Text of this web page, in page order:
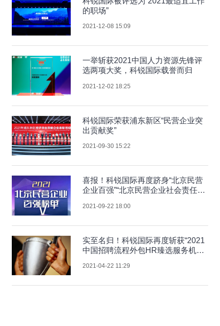
的职场”
2021-12-08 15:09
一举斩获2021中国人力资源先锋评
选两项大奖，科锐国际载誉而归
2021-12-02 18:25
科锐国际荣获浦东新区“民营企业突
出贡献奖”
2021-09-30 15:22
喜报！科锐国际再度跻身“北京民营
企业百强”“北京民营企业社会责任百
2021-09-22 18:00
实至名归！科锐国际再度斩获“2021
中国招聘流程外包HR臻选服务机
2021-04-22 11:29